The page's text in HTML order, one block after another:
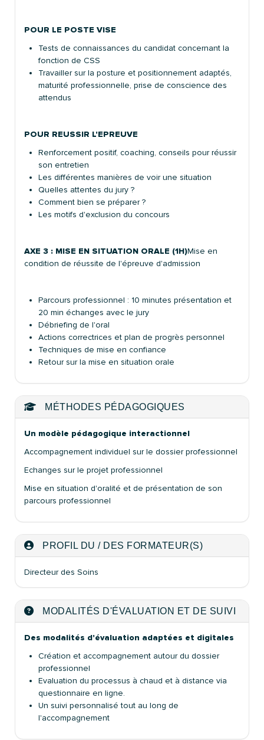
POUR LE POSTE VISE
Tests de connaissances du candidat concernant la
fonction de CSS
Travailler sur la posture et positionnement adaptés,
maturité professionnelle, prise de conscience des
attendus
POUR REUSSIR L'EPREUVE
Renforcement positif, coaching, conseils pour réussir
son entretien
Les différentes manières de voir une situation
Quelles attentes du jury ?
Comment bien se préparer ?
Les motifs d'exclusion du concours
AXE 3 : MISE EN SITUATION ORALE (1H)Mise en
condition de réussite de l'épreuve d'admission
Parcours professionnel : 10 minutes présentation et
20 min échanges avec le jury
Débriefing de l'oral
Actions correctrices et plan de progrès personnel
Techniques de mise en confiance
Retour sur la mise en situation orale
MÉTHODES PÉDAGOGIQUES
Un modèle pédagogique interactionnel
Accompagnement individuel sur le dossier professionnel
Echanges sur le projet professionnel
Mise en situation d'oralité et de présentation de son
parcours professionnel
PROFIL DU / DES FORMATEUR(S)
Directeur des Soins
MODALITÉS D'ÉVALUATION ET DE SUIVI
Des modalités d'évaluation adaptées et digitales
Création et accompagnement autour du dossier
professionnel
Evaluation du processus à chaud et à distance via
questionnaire en ligne.
Un suivi personnalisé tout au long de
l'accompagnement